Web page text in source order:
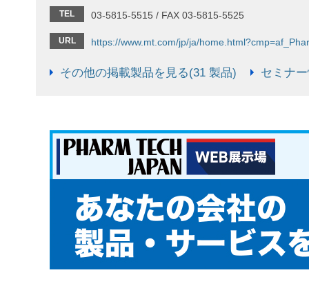
TEL 03-5815-5515 / FAX 03-5815-5525
URL https://www.mt.com/jp/ja/
その他の掲載製品を見る(31 製品) セミナ